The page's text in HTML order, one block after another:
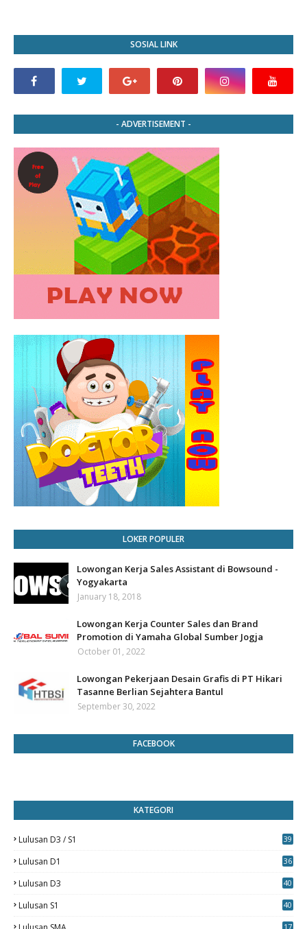
SOSIAL LINK
- ADVERTISEMENT -
LOKER POPULER
Lowongan Kerja Sales Assistant di Bowsound -
Yogyakarta
January 18, 2018
Lowongan Kerja Counter Sales dan Brand
Promotion di Yamaha Global Sumber Jogja
October 01, 2022
Lowongan Pekerjaan Desain Grafis di PT Hikari
Tasanne Berlian Sejahtera Bantul
September 30, 2022
FACEBOOK
KATEGORI
Lulusan D3 / S1
39
Lulusan D1 36
Lulusan D3
40
Lulusan S1
40
17